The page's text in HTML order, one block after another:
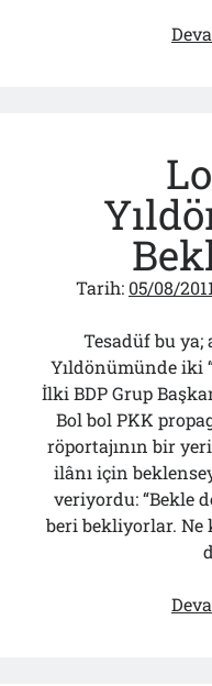
Tarih: 05/08/2011
Tesadüf bu ya;
Yıldönümünde iki
İlki BDP Grup
Bol bol PKK
röportajının bir
ilânı için
veriyordu: “Bekle
beri bekliyorlar. Ne